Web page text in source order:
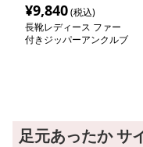
¥9,840(税込)
長靴レディース ファー
付きジッパーアンクルブ
足元あったか サ